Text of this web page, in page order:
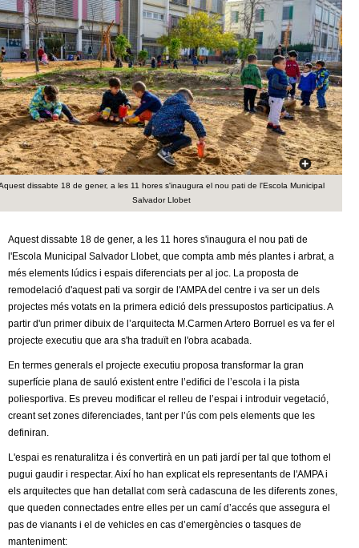
n
t
d
e
G
r
a
n
o
e
s
c
e
r
c
a
dissabte 18 de gener, a les 11 hores s'inaugura el nou pati de l'Escola Municipal
Salvador Llobet
Aquest dissabte 18 de gener, a les 11 hores s'inaugura el nou pati de
l'Escola Municipal Salvador Llobet, que compta amb més plantes i arbrat, a
més elements lúdics i espais diferenciats per al joc. La proposta de
remodelació d'aquest pati va sorgir de l'AMPA del centre i va ser un dels
projectes més votats en la primera edició dels pressupostos participatius. A
partir d'un primer dibuix de l’arquitecta M.Carmen Artero Borruel es va fer el
projecte executiu que ara s'ha traduït en l'obra acabada.
En termes generals el projecte executiu proposa transformar la gran
superfície plana de sauló existent entre l’edifici de l’escola i la pista
poliesportiva. Es preveu modificar el relleu de l’espai i introduir vegetació,
creant set zones diferenciades, tant per l’ús com pels elements que les
definiran.
L'espai es renaturalitza i és convertirà en un pati jardí per tal que tothom el
pugui gaudir i respectar. Així ho han explicat els representants de l'AMPA i
els arquitectes que han detallat com serà cadascuna de les diferents zones,
que queden connectades entre elles per un camí d’accés que assegura el
pas de vianants i el de vehicles en cas d’emergències o tasques de
manteniment: